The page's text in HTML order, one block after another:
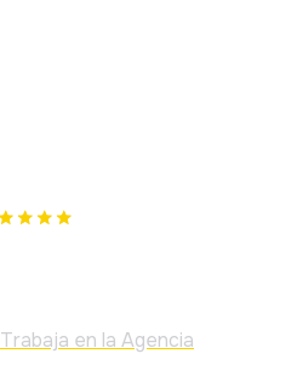
Trabaja en la Agencia